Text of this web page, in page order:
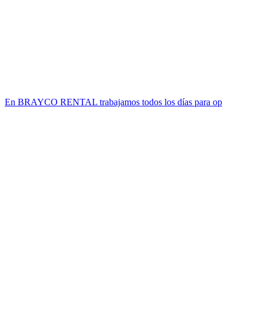
En BRAYCO RENTAL trabajamos todos los días para op